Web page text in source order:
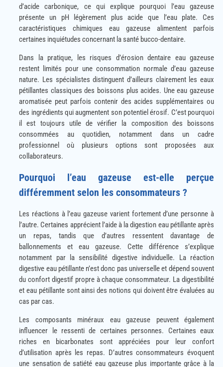
d’acide carbonique, ce qui explique pourquoi l’eau gazeuse
présente un pH légèrement plus acide que l’eau plate. Ces
caractéristiques chimiques eau gazeuse alimentent parfois
certaines inquiétudes concernant la santé bucco-dentaire.
Dans la pratique, les risques d’érosion dentaire eau gazeuse
restent limités pour une consommation normale d’eau gazeuse
nature. Les spécialistes distinguent d’ailleurs clairement les eaux
pétillantes classiques des boissons plus acides. Une eau gazeuse
aromatisée peut parfois contenir des acides supplémentaires ou
des ingrédients qui augmentent son potentiel érosif. C’est pourquoi
il est toujours utile de vérifier la composition des boissons
consommées au quotidien, notamment dans un cadre
professionnel où plusieurs options sont proposées aux
collaborateurs.
Pourquoi l’eau gazeuse est-elle perçue
différemment selon les consommateurs ?
Les réactions à l’eau gazeuse varient fortement d’une personne à
l’autre. Certaines apprécient l’aide à la digestion eau pétillante après
un repas, tandis que d’autres ressentent davantage de
ballonnements et eau gazeuse. Cette différence s’explique
notamment par la sensibilité digestive individuelle. La réaction
digestive eau pétillante n’est donc pas universelle et dépend souvent
du confort digestif propre à chaque consommateur. La digestibilité
et eau pétillante sont ainsi des notions qui doivent être évaluées au
cas par cas.
Les composants minéraux eau gazeuse peuvent également
influencer le ressenti de certaines personnes. Certaines eaux
riches en bicarbonates sont appréciées pour leur confort
d’utilisation après les repas. D’autres consommateurs évoquent
une sensation de satiété eau gazeuse plus importante grâce à la